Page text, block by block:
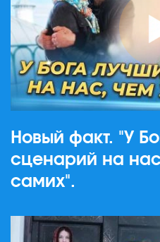
Новый факт. "У
сценарий на
самих".